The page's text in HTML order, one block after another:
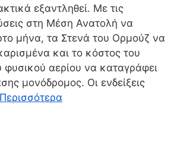
εξαντληθεί. Με τις
στη Μέση Ανατολή να
μήνα, τα Στενά του Ορμούζ να
και το κόστος του
φυσικού αερίου να καταγράφει
μονόδρομος. Οι ενδείξεις
Περισσότερα